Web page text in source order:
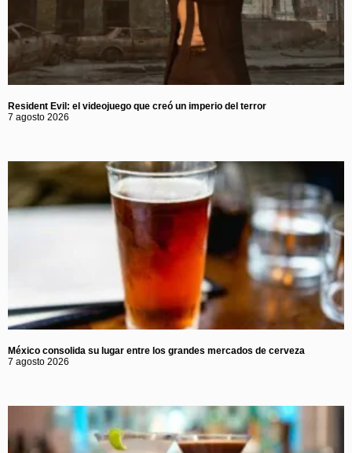
Resident Evil: el videojuego que creó un imperio del terror
7 agosto 2026
México consolida su lugar entre los grandes mercados de cerveza
7 agosto 2026